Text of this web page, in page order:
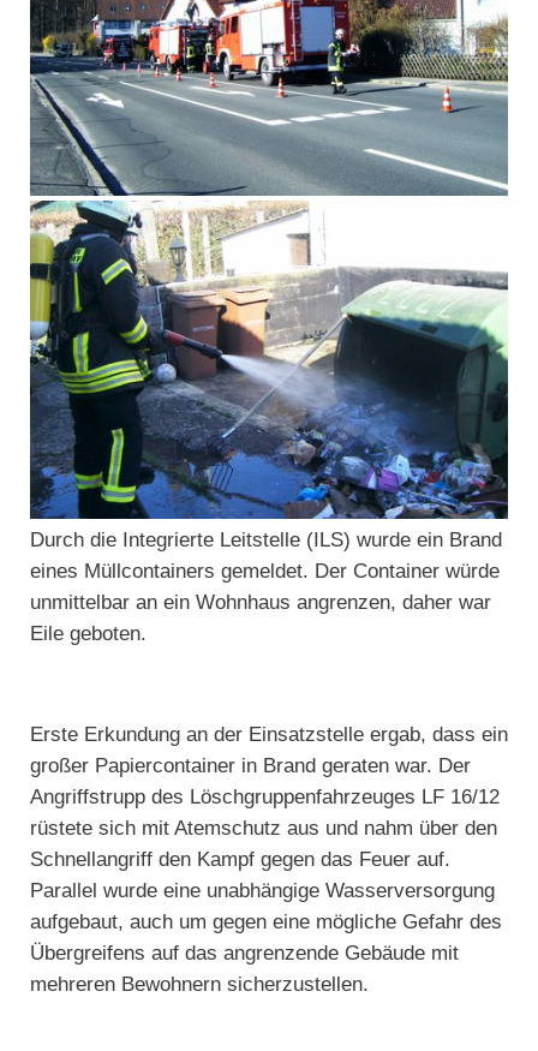
Durch die Integrierte Leitstelle (ILS) wurde ein Brand
eines Müllcontainers gemeldet. Der Container würde
unmittelbar an ein Wohnhaus angrenzen, daher war
Eile geboten.
Erste Erkundung an der Einsatzstelle ergab, dass ein
großer Papiercontainer in Brand geraten war. Der
Angriffstrupp des Löschgruppenfahrzeuges LF 16/12
rüstete sich mit Atemschutz aus und nahm über den
Schnellangriff den Kampf gegen das Feuer auf.
Parallel wurde eine unabhängige Wasserversorgung
aufgebaut, auch um gegen eine mögliche Gefahr des
Übergreifens auf das angrenzende Gebäude mit
mehreren Bewohnern sicherzustellen.